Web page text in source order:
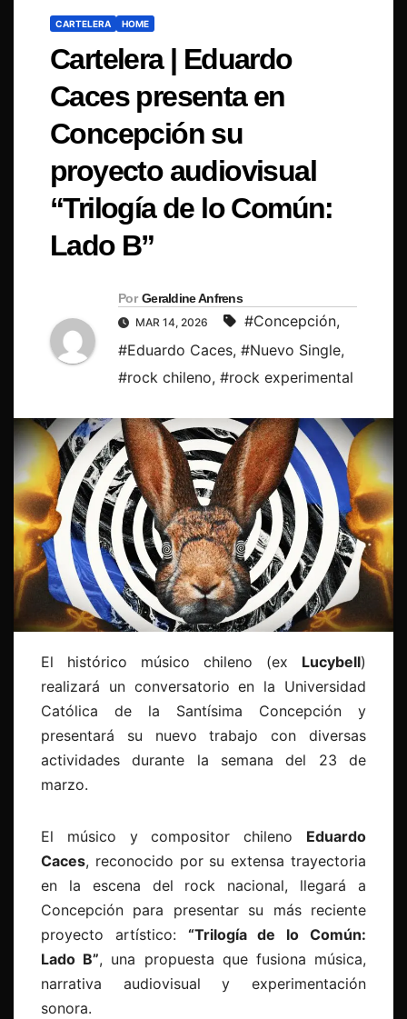
CARTELERA HOME
Cartelera | Eduardo
Caces presenta en
Concepción su
proyecto audiovisual
“Trilogía de lo Común:
Lado B”
Por Geraldine Anfrens
MAR 14, 2026 #Concepción,
#Eduardo Caces, #Nuevo Single,
#rock chileno, #rock experimental
El histórico músico chileno (ex Lucybell)
realizará un conversatorio en la Universidad
Católica de la Santísima Concepción y
presentará su nuevo trabajo con diversas
actividades durante la semana del 23 de
marzo.
El músico y compositor chileno Eduardo
Caces, reconocido por su extensa trayectoria
en la escena del rock nacional, llegará a
Concepción para presentar su más reciente
proyecto artístico: “Trilogía de lo Común:
Lado B”, una propuesta que fusiona música,
narrativa audiovisual y experimentación
sonora.